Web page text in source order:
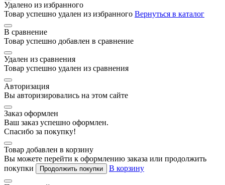
Удалено из избранного
Товар успешно удален из избранного Вернуться в каталог
В сравнение
Товар успешно добавлен в сравнение
Удален из сравнения
Товар успешно удален из сравнения
Авторизация
Вы авторизировались на этом сайте
Заказ оформлен
Ваш заказ успешно оформлен.
Спасибо за покупку!
Товар добавлен в корзину
Вы можете перейти к оформлению заказа или продолжить
покупки
Продолжить покупки В корзину